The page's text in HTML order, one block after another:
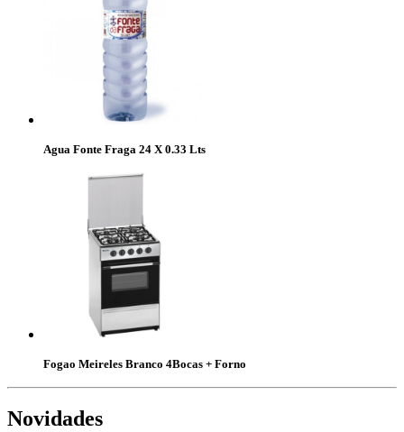
Agua Fonte Fraga 24 X 0.33 Lts
Fogao Meireles Branco 4Bocas + Forno
Novidades